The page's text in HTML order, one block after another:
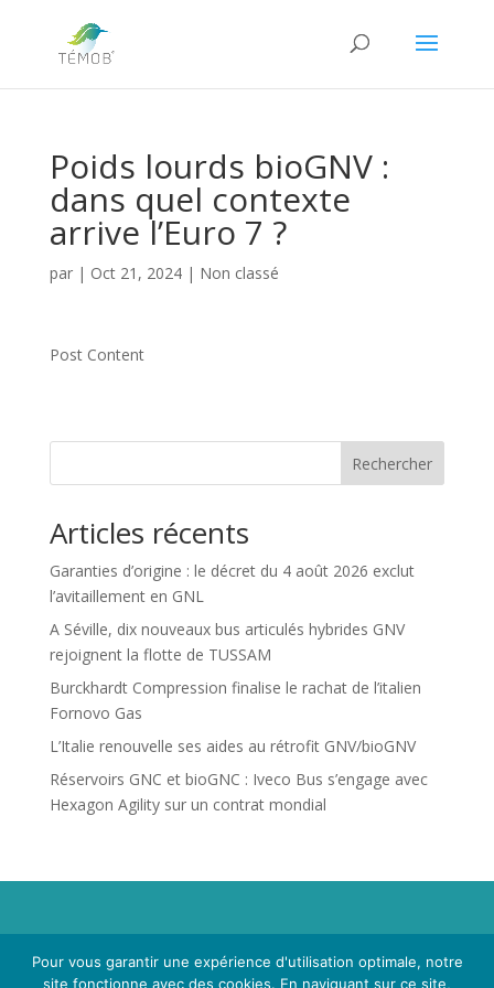
Poids lourds bioGNV :
dans quel contexte
arrive l’Euro 7 ?
par | Oct 21, 2024| Non classé
Post Content
Rechercher
Articles récents
Garanties d’origine : le décret du 4 août 2026 exclut
l’avitaillement en GNL
A Séville, dix nouveaux bus articulés hybrides GNV
rejoignent la flotte de TUSSAM
Burckhardt Compression finalise le rachat de l’italien
Fornovo Gas
L’Italie renouvelle ses aides au rétrofit GNV/bioGNV
Réservoirs GNC et bioGNC : Iveco Bus s’engage avec
Hexagon Agility sur un contrat mondial
Propriété de Territoire d'Energie Lot-et-Garonne. Voir
Mentions LégalesetPolitique de Confidentialité.
Pour vous garantir une expérience d'utilisation optimale, notre
site fonctionne avec des cookies. En naviguant sur ce site,